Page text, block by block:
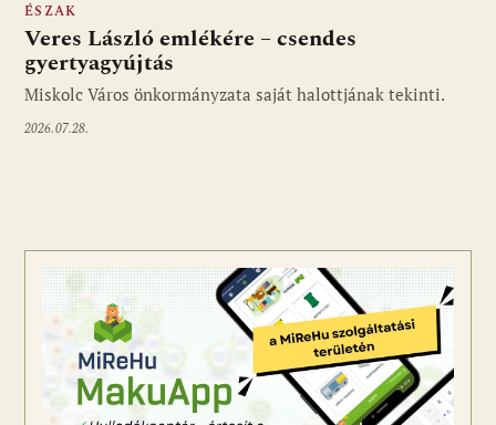
ÉSZAK
Veres László emlékére – csendes
gyertyagyújtás
Miskolc Város önkormányzata saját halottjának tekinti.
2026.07.28.